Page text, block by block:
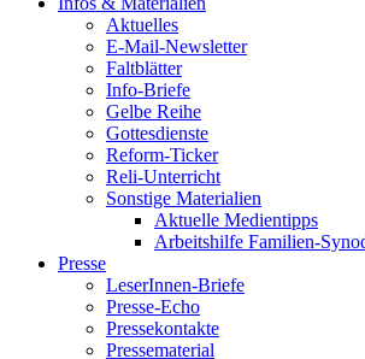
Aktuelles
E-Mail-Newsletter
Faltblätter
Info-Briefe
Gelbe Reihe
Gottesdienste
Reform-Ticker
Reli-Unterricht
Sonstige Materialien
Aktuelle Medientipps
Arbeitshilfe Familien-
Presse
LeserInnen-Briefe
Presse-Echo
Pressekontakte
Pressematerial